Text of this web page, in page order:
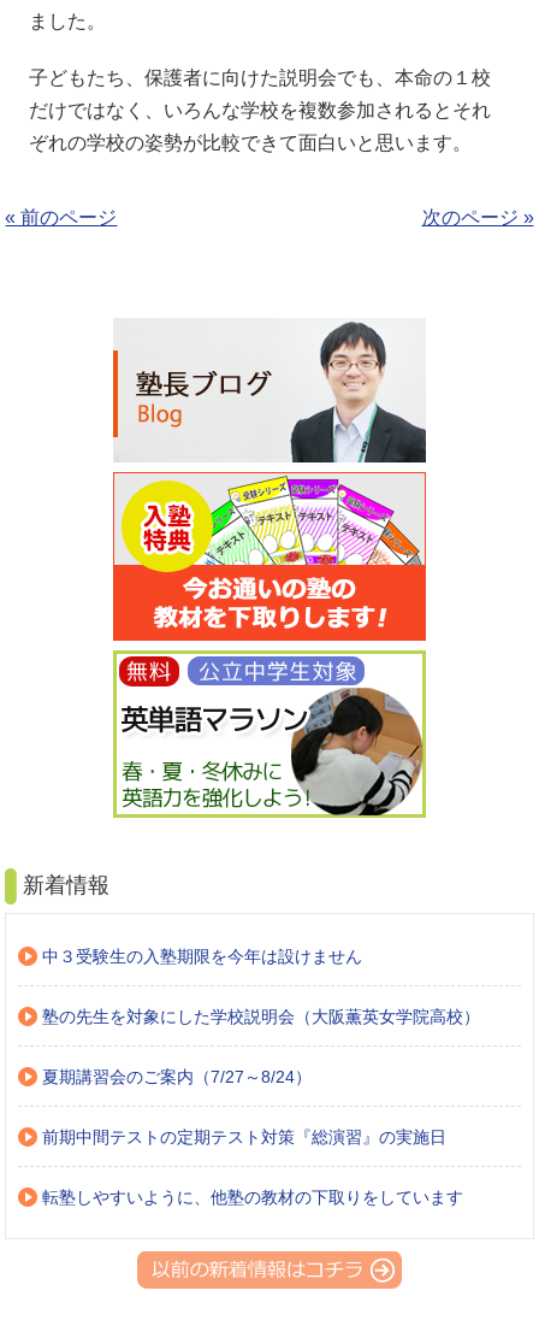
ました。
子どもたち、保護者に向けた説明会でも、本命の１校
だけではなく、いろんな学校を複数参加されるとそれ
ぞれの学校の姿勢が比較できて面白いと思います。
« 前のページ 次のページ »
新着情報
中３受験生の入塾期限を今年は設けません
塾の先生を対象にした学校説明会（大阪薫英女学院高校）
夏期講習会のご案内（7/27～8/24）
前期中間テストの定期テスト対策『総演習』の実施日
転塾しやすいように、他塾の教材の下取りをしています